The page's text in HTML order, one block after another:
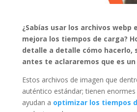
¿Sabías usar los archivos webp
mejora los tiempos de carga?
detalle a detalle cómo hacerlo,
antes te aclararemos que es
Estos archivos de imagen que
auténtico estándar; tienen
ayudan a optimizar los tiempos